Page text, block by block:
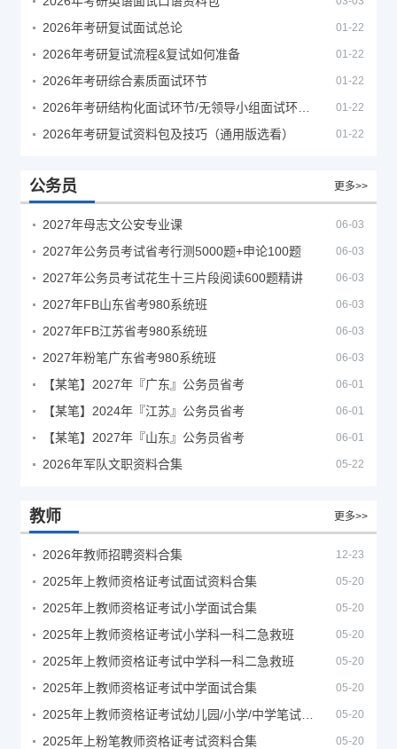
2026年考研复试面试总论 01-22
2026年考研复试流程&复试如何准备 01-22
2026年考研综合素质面试环节 01-22
01-22
2026年考研复试资料包及技巧（通用版选看） 01-22
公务员 更多>>
2027年母志文公安专业课 06-03
2027年公务员考试省考行测5000题+申论100题 06-03
2027年公务员考试花生十三片段阅读600题精讲 06-03
2027年FB山东省考980系统班 06-03
2027年FB江苏省考980系统班 06-03
2027年粉笔广东省考980系统班 06-03
【某笔】2027年『广东』公务员省考 06-01
【某笔】2024年『江苏』公务员省考 06-01
【某笔】2027年『山东』公务员省考 06-01
2026年军队文职资料合集 05-22
教师 更多>>
2026年教师招聘资料合集 12-23
2025年上教师资格证考试面试资料合集 05-20
2025年上教师资格证考试小学面试合集 05-20
2025年上教师资格证考试小学科一科二急救班 05-20
2025年上教师资格证考试中学科一科二急救班 05-20
2025年上教师资格证考试中学面试合集 05-20
05-20
2025年上粉笔教师资格证考试资料合集 05-20